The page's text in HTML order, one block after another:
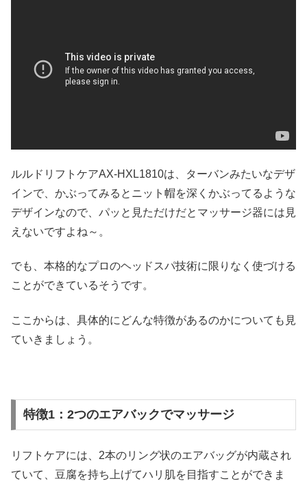
ルルドリフトケアAX-HXL1810は、ターバンみたいなデザ
インで、かぶってみるとニット帽を深くかぶってるような
デザインなので、パッと見ただけだとマッサージ器には見
えないですよね～。
でも、本格的なプロのヘッドスパ技術に限りなく使づける
ことができているそうです。
ここからは、具体的にどんな特徴があるのかについても見
ていきましょう。
特徴1：2つのエアバックでマッサージ
リフトケアには、2本のリング状のエアバッグが内蔵され
ていて、豆腐を持ち上げてハリ肌を目指すことができま